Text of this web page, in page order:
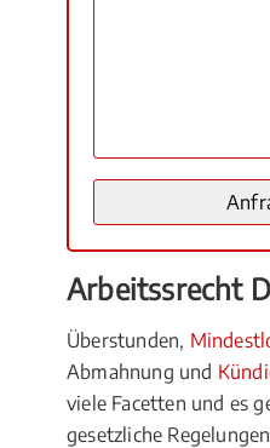
Arbeitssrecht
Überstunden,
Abmahnung und
viele Facetten und es
gesetzliche